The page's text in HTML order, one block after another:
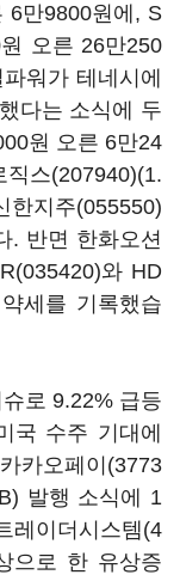
6만9800원에, S
오른 26만250
워가 테네시에
다는 소식에 두
원 오른 6만24
직스(207940)(1.
한지주(055550)
. 반면 한화오션
와 HD
세를 기록했습
로 9.22% 급등
국 수주 기대에
카카오페이(3773
발행 소식에 1
레이더시스템(4
으로 한 유상증